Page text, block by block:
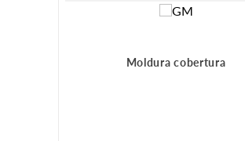
Moldura cobertura